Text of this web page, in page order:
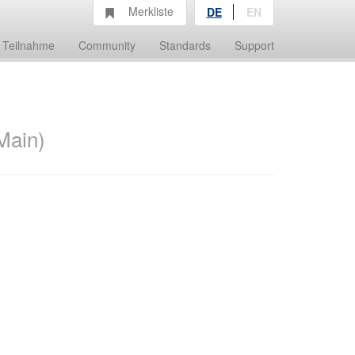
Teilnahme Community Standards Support
Merkliste DE EN